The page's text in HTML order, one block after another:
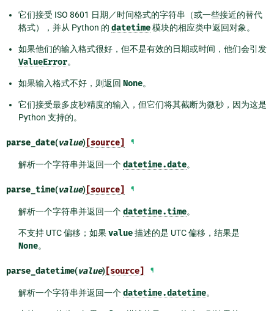
它们接受 ISO 8601 日期／时间格式的字符串（或一些接近的替代
格式），并从 Python 的 datetime模块的相应类中返回对象。
如果他们的输入格式很好，但不是有效的日期或时间，他们会引发
ValueError。
如果输入格式不好，则返回 None。
它们接受最多皮秒精度的输入，但它们将其截断为微秒，因为这是
Python 支持的。
parse_date(value) [source] ¶
解析一个字符串并返回一个datetime.date。
parse_time(value) [source] ¶
解析一个字符串并返回一个datetime.time。
不支持 UTC 偏移；如果value描述的是 UTC 偏移，结果是
None。
parse_datetime(value) [source] ¶
解析一个字符串并返回一个datetime.datetime。